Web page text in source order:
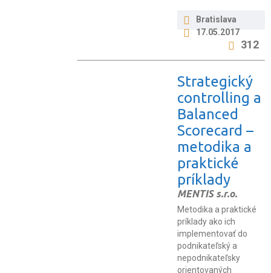
Bratislava
17.05.2017
312
Strategický
controlling a
Balanced
Scorecard –
metodika a
praktické
príklady
MENTIS s.r.o.
Metodika a praktické
príklady ako ich
implementovať do
podnikateľský a
nepodnikateľsky
orientovaných